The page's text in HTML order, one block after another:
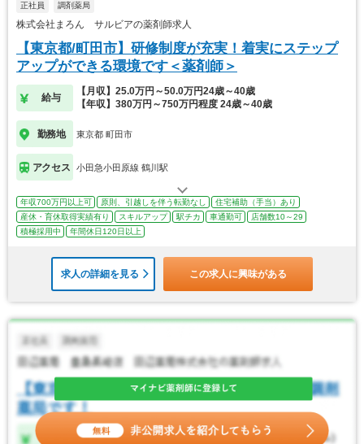
正社員 調剤薬局
株式会社まろん サルビアの薬剤師求人
【東京都/町田市】研修制度が充実！着実にステップ
アップができる環境です＜薬剤師＞
給与
【月収】25.0万円～50.0万円24歳～40歳
【年収】380万円～750万円程度 24歳～40歳
勤務地 東京都 町田市
アクセス 小田急小田原線 鶴川駅
年収700万円以上可 原則、引越しを伴う転勤なし
住宅補助（手当）あり
産休・育休取得実績有り
スキルアップ 駅チカ 車通勤可
店舗数10～29
積極採用中
年間休日120日以上
求人の詳細を見る この求人に興味がある